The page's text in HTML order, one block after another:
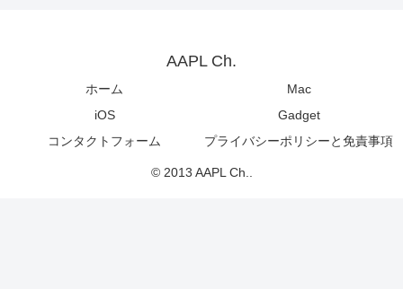
AAPL Ch.
ホーム
Mac
iOS
Gadget
コンタクトフォーム
プライバシーポリシーと免責事項
© 2013 AAPL Ch..